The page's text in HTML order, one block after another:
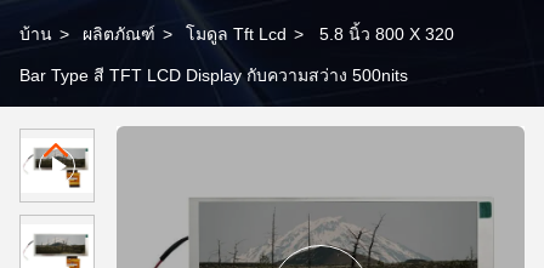
บ้าน > ผลิตภัณฑ์ > โมดูล Tft Lcd > 5.8 นิ้ว 800 X 320
Bar Type สี TFT LCD Display กับความสว่าง 500nits